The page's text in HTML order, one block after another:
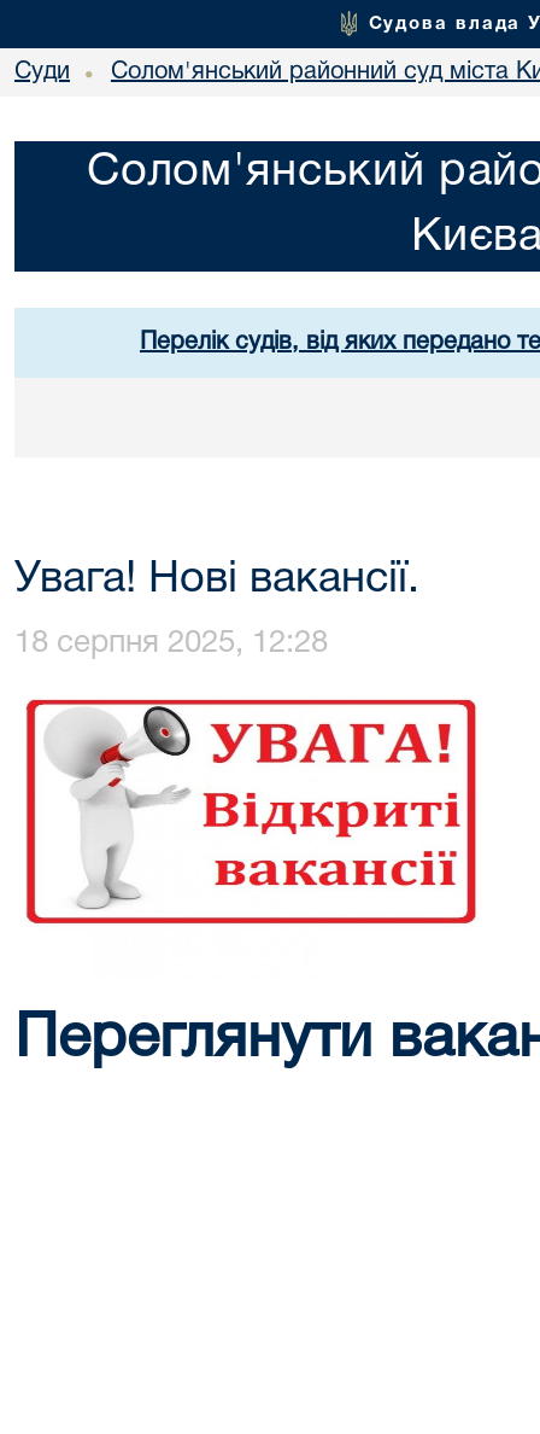
Судова влада
Суди • Солом'янський районний суд міста
Солом'янський
Перелік судів, від яких передано
Увага! Нові вакансії.
18 серпня 2025, 12:28
Переглянути